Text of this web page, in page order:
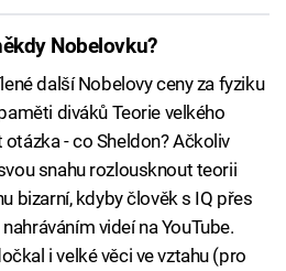
Nobelovku?
další Nobelovy ceny za fyziku
diváků Teorie velkého
- co Sheldon? Ačkoliv
snahu rozlousknout teorii
bizarní, kdyby člověk s IQ přes
videí na YouTube.
i velké věci ve vztahu (pro